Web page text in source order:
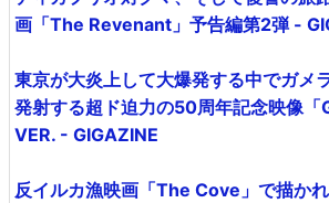
画「The Revenant」予告編第2弾 -
東京が大炎上して大爆発する中でガメ
発射する超ド迫力の50周年記念映像
VER. - GIGAZINE
反イルカ漁映画「The Cove」で描か